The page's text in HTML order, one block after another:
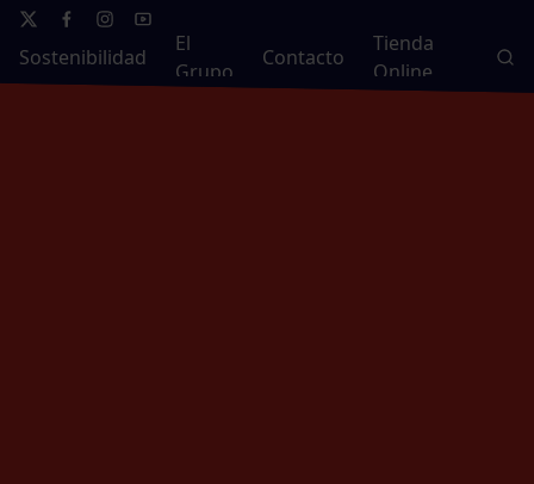
Sostenibilidad
El
Grupo
Contacto
Tienda
Online